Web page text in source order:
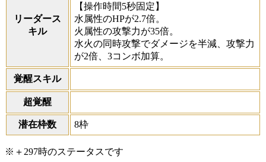
リーダース
キル
【操作時間5秒固定】
水属性のHPが2.7倍。
火属性の攻撃力が35倍。
水火の同時攻撃でダメージを半減、攻撃力
が2倍、3コンボ加算。
覚醒スキル
超覚醒
潜在枠数 8枠
※＋297時のステータスです